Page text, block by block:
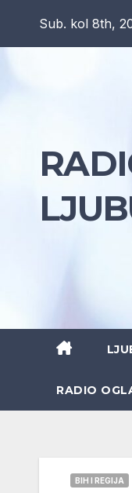
Sub. kol 8th,
RADIO
BIH I REGIJA